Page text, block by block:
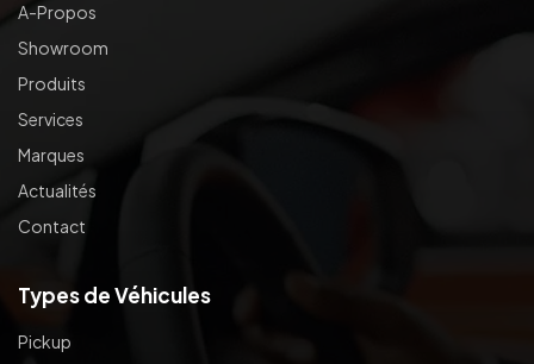
A-Propos
Showroom
Produits
Services
Marques
Actualités
Contact
Types de Véhicules
Pickup